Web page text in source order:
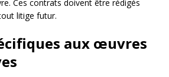
Ces contrats doivent être rédigés
litige futur.
aux œuvres